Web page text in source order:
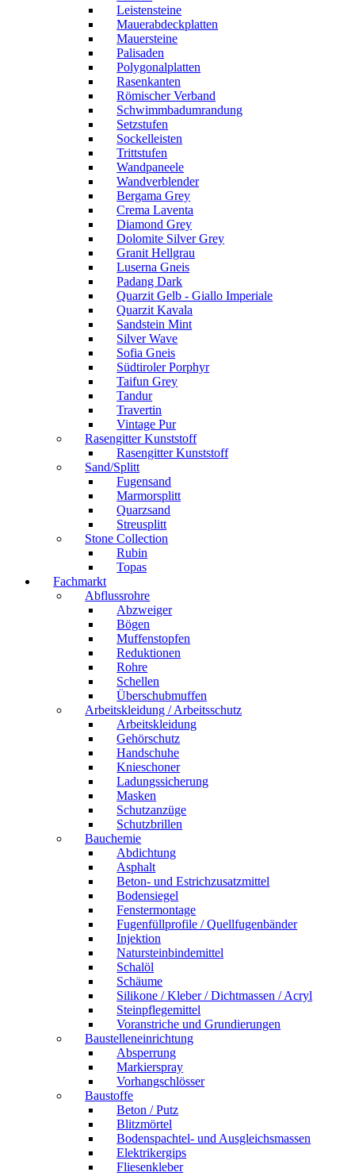
Leistensteine
Mauerabdeckplatten
Mauersteine
Palisaden
Polygonalplatten
Rasenkanten
Römischer Verband
Schwimmbadumrandung
Setzstufen
Sockelleisten
Trittstufen
Wandpaneele
Wandverblender
Bergama Grey
Crema Laventa
Diamond Grey
Dolomite Silver Grey
Granit Hellgrau
Luserna Gneis
Padang Dark
Quarzit Gelb - Giallo Imperiale
Quarzit Kavala
Sandstein Mint
Silver Wave
Sofia Gneis
Südtiroler Porphyr
Taifun Grey
Tandur
Travertin
Vintage Pur
Rasengitter Kunststoff
Rasengitter Kunststoff
Sand/Splitt
Fugensand
Marmorsplitt
Quarzsand
Streusplitt
Stone Collection
Rubin
Topas
Fachmarkt
Abflussrohre
Abzweiger
Bögen
Muffenstopfen
Reduktionen
Rohre
Schellen
Überschubmuffen
Arbeitskleidung / Arbeitsschutz
Arbeitskleidung
Gehörschutz
Handschuhe
Knieschoner
Ladungssicherung
Masken
Schutzanzüge
Schutzbrillen
Bauchemie
Abdichtung
Asphalt
Beton- und Estrichzusatzmittel
Bodensiegel
Fenstermontage
Fugenfüllprofile / Quellfugenbänder
Injektion
Natursteinbindemittel
Schalöl
Schäume
Silikone / Kleber / Dichtmassen / Acryl
Steinpflegemittel
Voranstriche und Grundierungen
Baustelleneinrichtung
Absperrung
Markierspray
Vorhangschlösser
Baustoffe
Beton / Putz
Blitzmörtel
Bodenspachtel- und Ausgleichsmassen
Elektrikergips
Fliesenkleber